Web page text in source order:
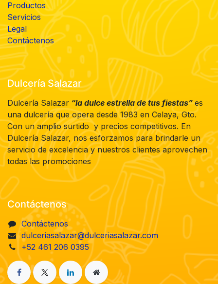
Productos
Servicios
Legal
Contáctenos
Dulcería Salazar
Dulcería Salazar “la dulce estrella de tus fiestas”es
una dulcería que opera desde 1983 en Celaya, Gto.
Con un amplio surtido y precios competitivos. En
Dulcería Salazar, nos esforzamos para brindarle un
servicio de excelencia y nuestros clientes aprovechen
todas las promociones
Contáctenos
Contáctenos
dulceriasalazar@dulceriasalazar.com
+52 461 206 0395